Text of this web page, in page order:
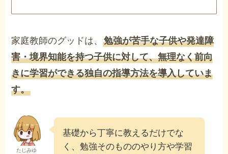
家庭教師のグッドは、勉強が苦手な子供や発達障
害・境界知能を持つ子供に対して、無理なく前向
きに学習ができる独自の指導方法を導入していま
す。
たじみゆ
基礎から丁寧に教えるだけでな
く、勉強そのもののやり方や学習